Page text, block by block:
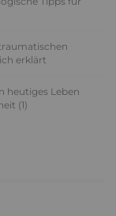
erklärt
heutiges Leben
(1)